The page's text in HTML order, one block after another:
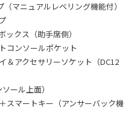
マニュアルレベリング機能付）
ックス（助手席側）
コンソールポケット
＆アクセサリーソケット（DC12
ール上面）
スマートキー（アンサーバック機